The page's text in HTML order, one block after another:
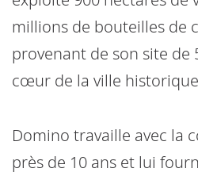
millions de bouteilles de
provenant de son site de
cœur de la ville
Domino travaille avec la
près de 10 ans et lui